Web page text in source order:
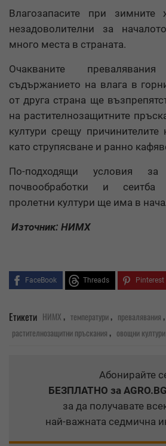
Влагозапасите при зимните
незадоволителни за
много места в страната.
Очакваните
съдържанието на влага в
от друга страна ще
на растителнозащитните
култури срещу причинителите
като струпясване и ранно
По-подходящи условия
почвообработки и сеитба
пролетни култури ще има в
Източник: НИМХ
FaceBook Threads Pinterest
Етикети НИМХ, температури, превалявания,
растителнозащитни пръскания, овощни култури
Абонирайте
БЕЗПЛАТНО за
за да получавате
най-важната седмична